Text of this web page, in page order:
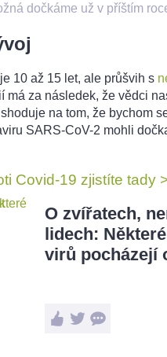
dočkáme už v příštím
10 až 15 let, ale průšvih s
má za následek, že vědci
na tom, že bychom
SARS-CoV-2 mohli
Covid-19 zjistíte tady
O zvířatech,
lidech:
virů pocházejí